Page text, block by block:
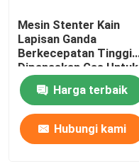
Mesin Stenter Kain
Lapisan Ganda
Berkecepatan Tinggi
Dipanaskan Gas Untuk
Kain Rajut
Harga terbaik
Hubungi kami